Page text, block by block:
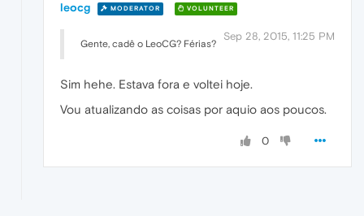
leocg MODERATOR VOLUNTEER
Sep 28, 2015, 11:25 PM
Gente, cadê o LeoCG? Férias?
Sim hehe. Estava fora e voltei hoje.
Vou atualizando as coisas por aquio aos poucos.
0